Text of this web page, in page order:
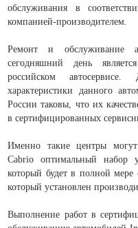
обслуживания в
компанией-производителем.
Ремонт и обслуживание
сегодняшний день
российском
характеристики данного
России таковы, что их
в сертифицированных
Именно такие центры
Cabrio оптимальный набор
который будет в полной мере
который установлен
Выполнение работ в